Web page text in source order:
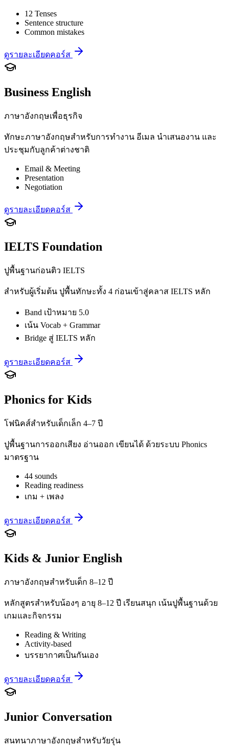
12 Tenses
Sentence structure
Common mistakes
ดูรายละเอียดคอร์ส
Business English
ภาษาอังกฤษเพื่อธุรกิจ
ทักษะภาษาอังกฤษสำหรับการทำงาน อีเมล นำเสนองาน และ
ประชุมกับลูกค้าต่างชาติ
Email & Meeting
Presentation
Negotiation
ดูรายละเอียดคอร์ส
IELTS Foundation
ปูพื้นฐานก่อนติว IELTS
สำหรับผู้เริ่มต้น ปูพื้นทักษะทั้ง 4 ก่อนเข้าสู่คลาส IELTS หลัก
Band เป้าหมาย 5.0
เน้น Vocab + Grammar
Bridge สู่ IELTS หลัก
ดูรายละเอียดคอร์ส
Phonics for Kids
โฟนิคส์สำหรับเด็กเล็ก 4–7 ปี
ปูพื้นฐานการออกเสียง อ่านออก เขียนได้ ด้วยระบบ Phonics
มาตรฐาน
44 sounds
Reading readiness
เกม + เพลง
ดูรายละเอียดคอร์ส
Kids & Junior English
ภาษาอังกฤษสำหรับเด็ก 8–12 ปี
หลักสูตรสำหรับน้องๆ อายุ 8–12 ปี เรียนสนุก เน้นปูพื้นฐานด้วย
เกมและกิจกรรม
Reading & Writing
Activity-based
บรรยากาศเป็นกันเอง
ดูรายละเอียดคอร์ส
Junior Conversation
สนทนาภาษาอังกฤษสำหรับวัยรุ่น